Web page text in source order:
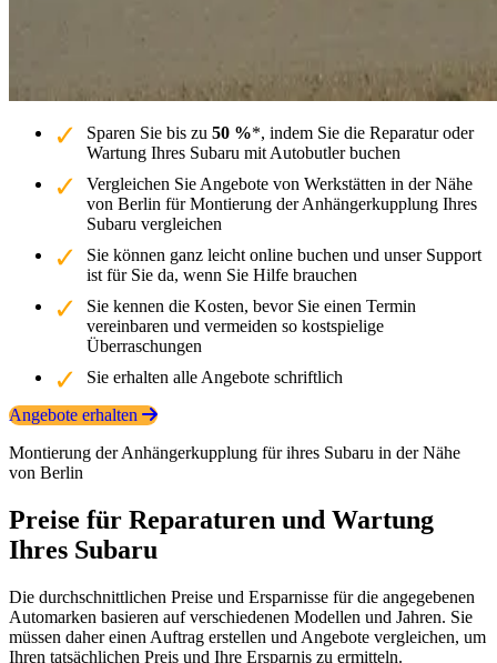
Sparen Sie bis zu 50 %*, indem Sie die Reparatur oder
Wartung Ihres Subaru mit Autobutler buchen
Vergleichen Sie Angebote von Werkstätten in der Nähe
von Berlin für Montierung der Anhängerkupplung Ihres
Subaru vergleichen
Sie können ganz leicht online buchen und unser Support
ist für Sie da, wenn Sie Hilfe brauchen
Sie kennen die Kosten, bevor Sie einen Termin
vereinbaren und vermeiden so kostspielige
Überraschungen
Sie erhalten alle Angebote schriftlich
Angebote erhalten
Montierung der Anhängerkupplung für ihres Subaru in der Nähe
von Berlin
Preise für Reparaturen und Wartung
Ihres Subaru
Die durchschnittlichen Preise und Ersparnisse für die angegebenen
Automarken basieren auf verschiedenen Modellen und Jahren. Sie
müssen daher einen Auftrag erstellen und Angebote vergleichen, um
Ihren tatsächlichen Preis und Ihre Ersparnis zu ermitteln.